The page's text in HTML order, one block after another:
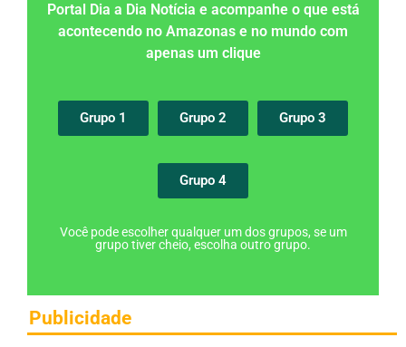
Portal Dia a Dia Notícia e acompanhe o que está
acontecendo no Amazonas e no mundo com
apenas um clique
Grupo 1 Grupo 2 Grupo 3
Grupo 4
Você pode escolher qualquer um dos grupos, se um
grupo tiver cheio, escolha outro grupo.
Publicidade